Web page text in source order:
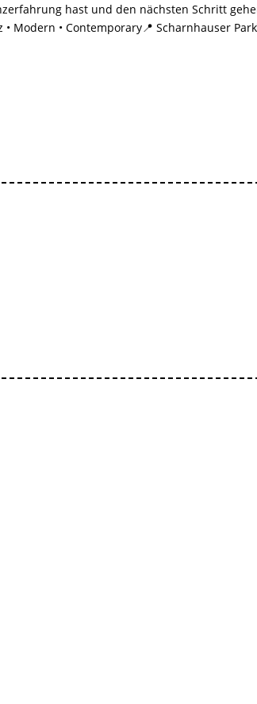
hast und den nächsten Schritt
Modern • Contemporary📍 Scharnhauser